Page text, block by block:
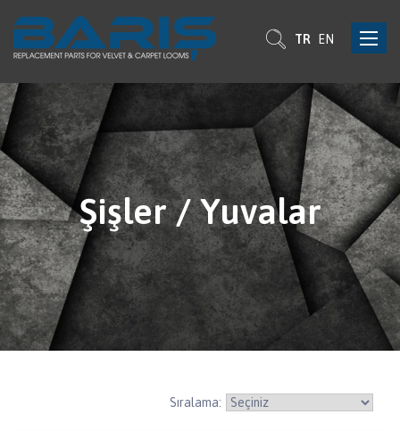
Toggle
TR EN
Şişler / Yuvalar
Sıralama: